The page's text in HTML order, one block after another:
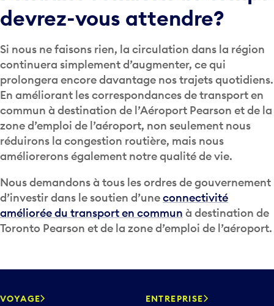
devrez-vous attendre?
Si nous ne faisons rien, la circulation dans la région
continuera simplement d’augmenter, ce qui
prolongera encore davantage nos trajets quotidiens.
En améliorant les correspondances de transport en
commun à destination de l’Aéroport Pearson et de la
zone d’emploi de l’aéroport, non seulement nous
réduirons la congestion routière, mais nous
améliorerons également notre qualité de vie.
Nous demandons à tous les ordres de gouvernement
d’investir dans le soutien d’uneconnectivité
améliorée du transport en commun à destination de
Toronto Pearson et de la zone d’emploi de l’aéroport.
VOYAGE ENTREPRISE